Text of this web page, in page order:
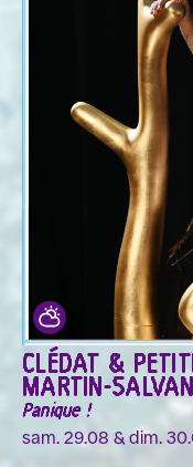
CLÉDAT &
MARTIN-SALVAN
Panique !
sam. 29.08 & dim.